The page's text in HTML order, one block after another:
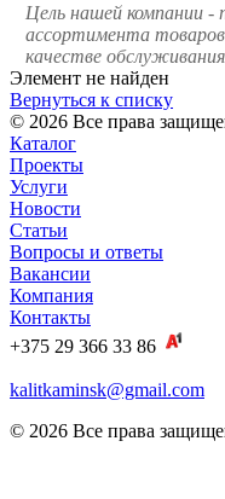
Цель нашей компании -
ассортимента товаров
качестве
Элемент не найден
Вернуться к списку
© 2026 Все права
Каталог
Проекты
Услуги
Новости
Статьи
Вопросы и ответы
Вакансии
Компания
Контакты
+375 29 366 33 86
kalitkaminsk@gmail.com
© 2026 Все права